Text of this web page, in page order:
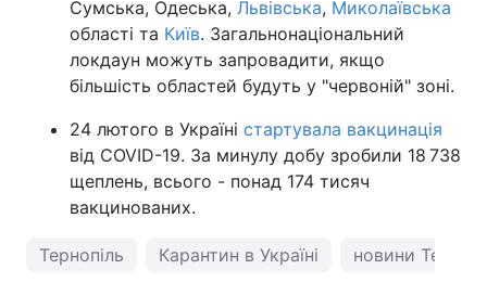
Сумська, Одеська, Львівська, Миколаївська
області та Київ. Загальнонаціональний
локдаун можуть запровадити, якщо
більшість областей будуть у "червоній" зоні.
24 лютого в Україні стартувала вакцинація
від COVID-19. За минулу добу зробили 18 738
щеплень, всього - понад 174 тисяч
вакцинованих.
Тернопіль Карантин в Україні новини